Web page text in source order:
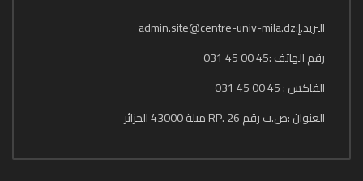
البريد.إ:admin.site@centre-univ-mila.dz
رقم الهاتف :45 00 45 031
الفاكس : 45 00 45 031
العنوان :ص.ب رقم 26 .RP ميلة 43000 الجزائر